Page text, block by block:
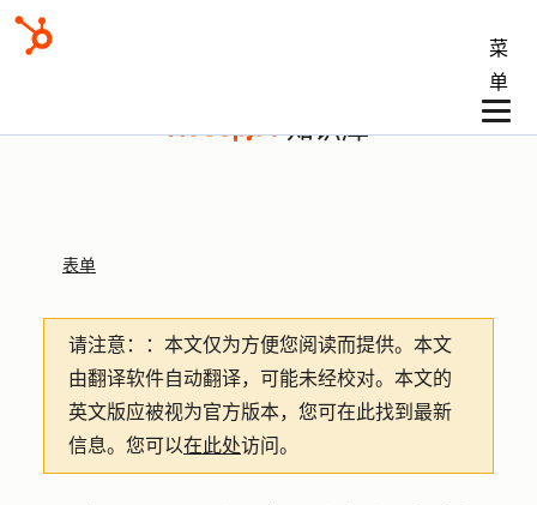
菜
单
知识库
表单
请注意： ：本文仅为方便您阅读而提供。 本文
由翻译软件自动翻译，可能未经校对。本文的
英文版应被视为官方版本，您可在此找到最新
信息。您可以在此处访问。